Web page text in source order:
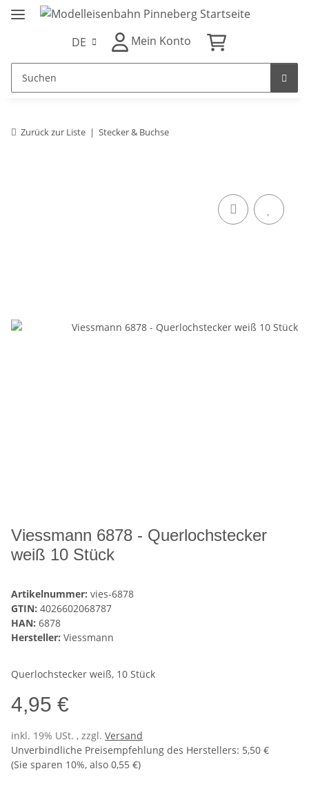
DE Mein Konto
Zurück zur Liste Stecker & Buchse
Viessmann 6878 - Querlochstecker
weiß 10 Stück
Artikelnummer: vies-6878
GTIN: 4026602068787
HAN: 6878
Hersteller: Viessmann
Querlochstecker weiß, 10 Stück
4,95 €
inkl. 19% USt. , zzgl. Versand
Unverbindliche Preisempfehlung des Herstellers: 5,50 €
(Sie sparen 10%, also 0,55 €)